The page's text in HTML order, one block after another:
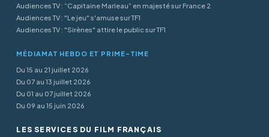
Audiences TV : “Capitaine Marleau” en majesté sur France 2
Audiences TV : "Le jeu" s'amuse sur TF1
Audiences TV : "Sirènes" attire le public sur TF1
MÉDIAMAT HEBDO ET PRIME-TIME
Du 15 au 21 juillet 2026
Du 07 au 13 juillet 2026
Du 01 au 07 juillet 2026
Du 09 au 15 juin 2026
LES SERVICES DU FILM FRANÇAIS